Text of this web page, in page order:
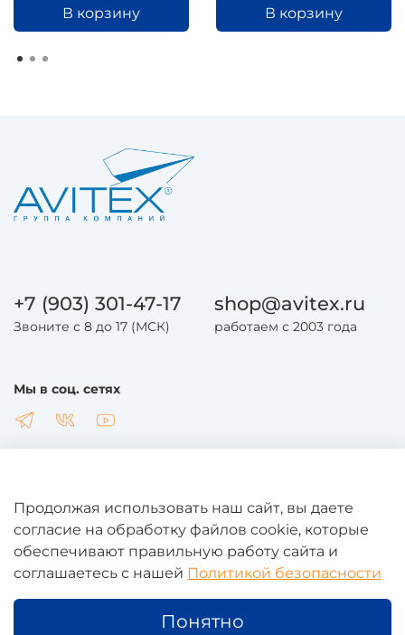
В корзину В корзину
Общая информация
Юридическая информация
+7 (903) 301-47-17
Звоните с 8 до 17 (МСК)
shop@avitex.ru
работаем с 2003 года
Мы в соц. сетях
Продолжая использовать наш сайт, вы даете
согласие на обработку файлов cookie, которые
обеспечивают правильную работу сайта и
соглашаетесь с нашей Политикой безопасности
Понятно